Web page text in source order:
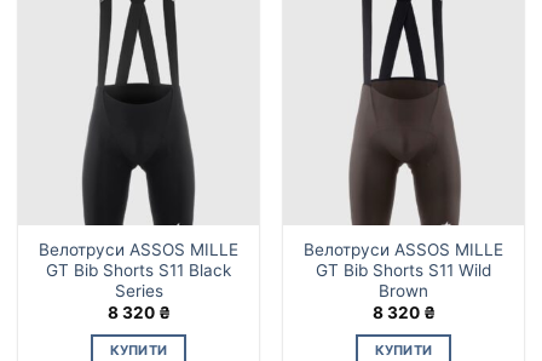
кілька
варіантів.
Параметри
можна
вибрати
сторінці
товару
кілька
варіантів.
Параметри
можна
вибрати
на
сторінці
товару
Велотруси ASSOS MILLE
GT Bib Shorts S11 Black
Series
8 320 ₴
КУПИТИ
Велотруси ASSOS MILLE
GT Bib Shorts S11 Wild
Brown
8 320 ₴
КУПИТИ